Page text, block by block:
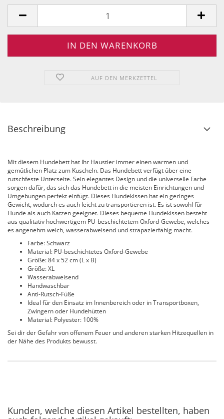
AUF DEN MERKZETTEL
Beschreibung
Mit diesem Hundebett hat Ihr Haustier immer einen warmen und
gemütlichen Platz zum Kuscheln. Das Hundebett verfügt über eine
rutschfeste Unterseite. Sein elegantes Design und die universelle Farbe
sorgen dafür, das sich das Hundebett in die meisten Einrichtungen und
Umgebungen perfekt einfügt. Dieses Hundekissen hat ein geringes
Gewicht, wodurch es auch leicht zu transportieren ist. Es ist sowohl für
Hunde als auch Katzen geeignet. Dieses bequeme Hundekissen besteht
aus qualitativ hochwertigem PU-beschichtetem Oxford-Gewebe, welches
es angenehm weich, wasserabweisend und strapazierfähig macht.
Farbe: Schwarz
Material: PU-beschichtetes Oxford-Gewebe
Größe: 84 x 52 cm (L x B)
Größe: XL
Wasserabweisend
Handwaschbar
Anti-Rutsch-Füße
Ideal für den Einsatz im Innenbereich oder in Transportboxen,
Zwingern oder Hundehütten
Material: Polyester: 100%
Sei dir der Gefahr von offenem Feuer und anderen starken Hitzequellen in
der Nähe des Produkts bewusst.
Kunden, welche diesen Artikel bestellten, haben